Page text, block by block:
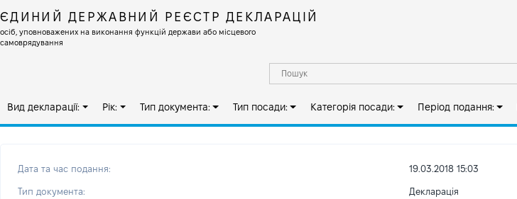
ЄДИНИЙ ДЕРЖАВНИЙ РЕЄСТР ДЕКЛАРАЦІЙ
осіб, уповноважених на виконання функцій держави або місцевого
самоврядування
Вид декларації: Рік: Тип документа: Тип посади: Категорія посади: Період подання:
Дата та час подання: 19.03.2018 15:03
Тип документа: Декларація